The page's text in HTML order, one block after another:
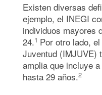
Existen diversas
ejemplo, el INEGI
individuos mayores
24.1 Por otro lado,
Juventud (IMJUVE)
amplia que incluye
hasta 29 años.2